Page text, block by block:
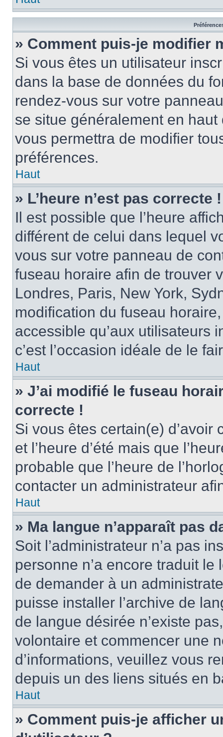
» Comment puis-je modifier
Si vous êtes un utilisateur
dans la base de données du
rendez-vous sur votre
se situe généralement en
vous permettra de modifier
préférences.
Haut
» L’heure n’est pas correcte !
Il est possible que l’heure
différent de celui dans lequel
vous sur votre panneau de
fuseau horaire afin de trouver
Londres, Paris, New York,
modification du fuseau
accessible qu’aux utilisateurs
c’est l’occasion idéale de le
Haut
» J’ai modifié le fuseau
correcte !
Si vous êtes certain(e)
et l’heure d’été mais que
probable que l’heure de
contacter un administrateur
Haut
» Ma langue n’apparaît pas
Soit l’administrateur n’a pas
personne n’a encore traduit
de demander à un
puisse installer l’archive de
de langue désirée n’existe
volontaire et commencer une
d’informations, veuillez vous
depuis un des liens situés en
Haut
» Comment puis-je afficher